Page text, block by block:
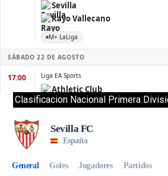
Clasificacion Nacional Primera